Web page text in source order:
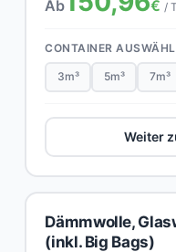
Ab € /
CONTAINER
3m³ 5m³ 7m³
Weiter
Dämmwolle,
(inkl. Big Bags)